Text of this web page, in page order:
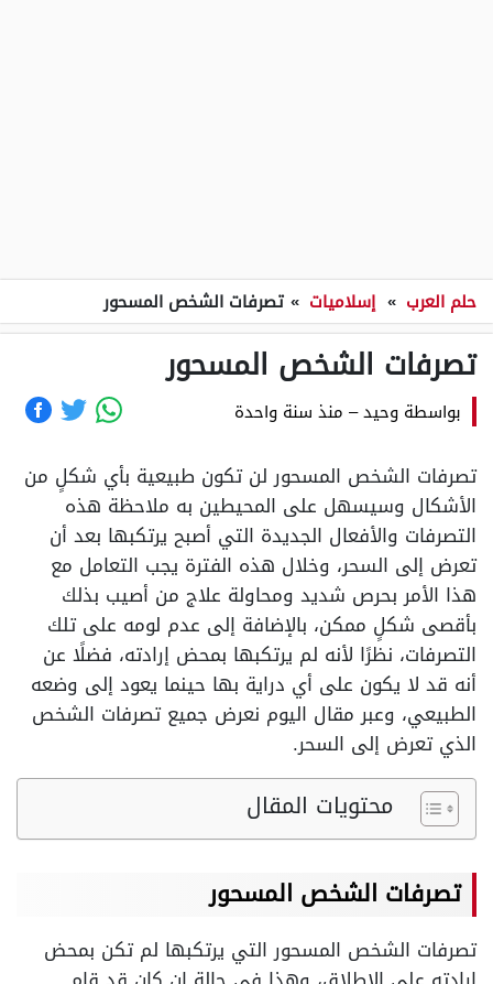
حلم العرب » إسلاميات » تصرفات الشخص المسحور
تصرفات الشخص المسحور
بواسطة وحيد– منذ سنة واحدة
تصرفات الشخص المسحور لن تكون طبيعية بأي شكلٍ من
الأشكال وسيسهل على المحيطين به ملاحظة هذه
التصرفات والأفعال الجديدة التي أصبح يرتكبها بعد أن
تعرض إلى السحر، وخلال هذه الفترة يجب التعامل مع
هذا الأمر بحرص شديد ومحاولة علاج من أصيب بذلك
بأقصى شكلٍ ممكن، بالإضافة إلى عدم لومه على تلك
التصرفات، نظرًا لأنه لم يرتكبها بمحض إرادته، فضلًا عن
أنه قد لا يكون على أي دراية بها حينما يعود إلى وضعه
الطبيعي، وعبر مقال اليوم نعرض جميع تصرفات الشخص
الذي تعرض إلى السحر.
محتويات المقال
تصرفات الشخص المسحور
تصرفات الشخص المسحور التي يرتكبها لم تكن بمحض